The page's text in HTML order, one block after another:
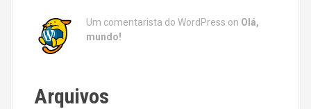
Um comentarista do WordPress on Olá,
mundo!
Arquivos